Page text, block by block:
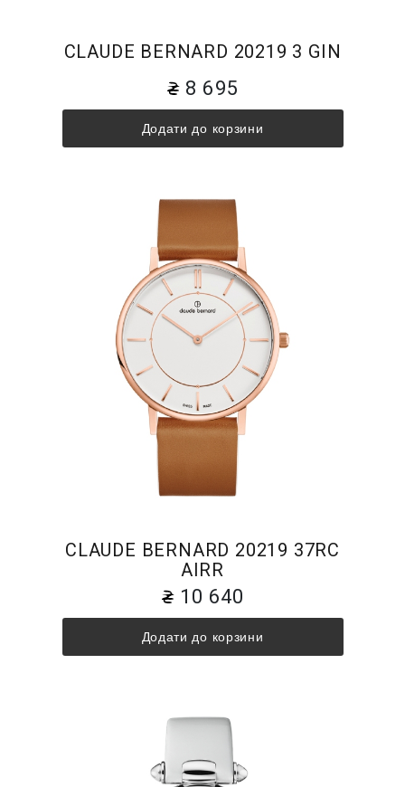
CLAUDE BERNARD 20219 3 GIN
8 695
Додати до корзини
CLAUDE BERNARD 20219 37RC
AIRR
10 640
Додати до корзини